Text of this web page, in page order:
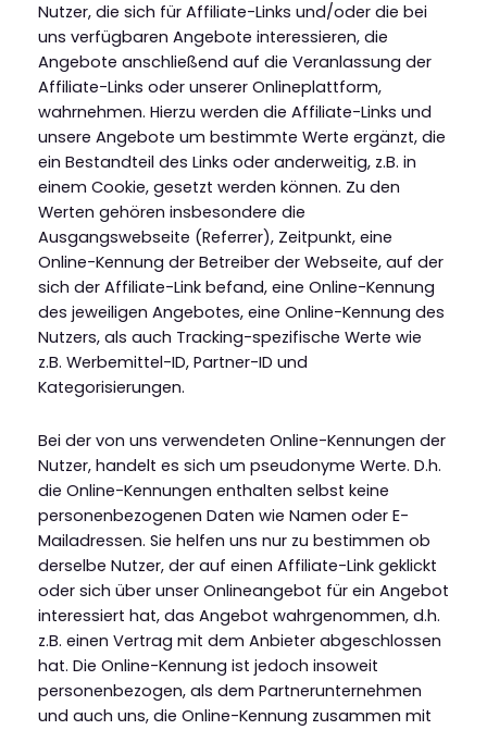
Nutzer, die sich für Affiliate-Links und/oder die bei
uns verfügbaren Angebote interessieren, die
Angebote anschließend auf die Veranlassung der
Affiliate-Links oder unserer Onlineplattform,
wahrnehmen. Hierzu werden die Affiliate-Links und
unsere Angebote um bestimmte Werte ergänzt, die
ein Bestandteil des Links oder anderweitig, z.B. in
einem Cookie, gesetzt werden können. Zu den
Werten gehören insbesondere die
Ausgangswebseite (Referrer), Zeitpunkt, eine
Online-Kennung der Betreiber der Webseite, auf der
sich der Affiliate-Link befand, eine Online-Kennung
des jeweiligen Angebotes, eine Online-Kennung des
Nutzers, als auch Tracking-spezifische Werte wie
z.B. Werbemittel-ID, Partner-ID und
Kategorisierungen.
Bei der von uns verwendeten Online-Kennungen der
Nutzer, handelt es sich um pseudonyme Werte. D.h.
die Online-Kennungen enthalten selbst keine
personenbezogenen Daten wie Namen oder E-
Mailadressen. Sie helfen uns nur zu bestimmen ob
derselbe Nutzer, der auf einen Affiliate-Link geklickt
oder sich über unser Onlineangebot für ein Angebot
interessiert hat, das Angebot wahrgenommen, d.h.
z.B. einen Vertrag mit dem Anbieter abgeschlossen
hat. Die Online-Kennung ist jedoch insoweit
personenbezogen, als dem Partnerunternehmen
und auch uns, die Online-Kennung zusammen mit